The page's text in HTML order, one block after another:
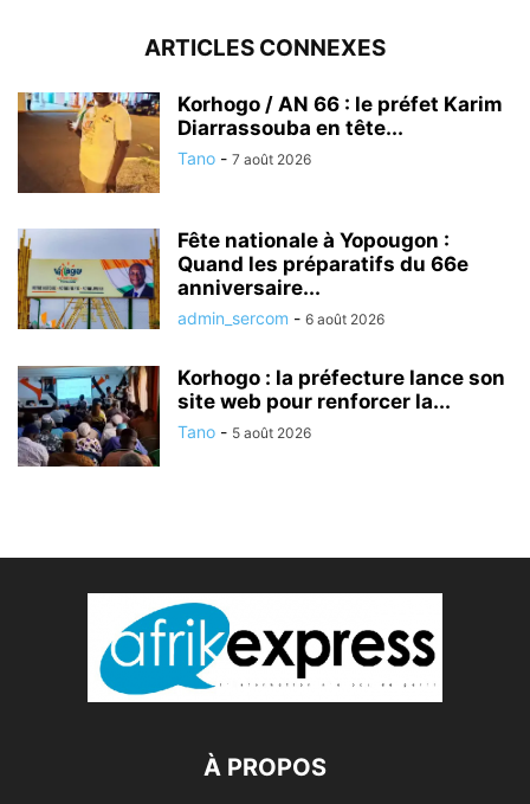
ARTICLES CONNEXES
Korhogo / AN 66 : le préfet Karim
Diarrassouba en tête...
Tano - 7 août 2026
Fête nationale à Yopougon :
Quand les préparatifs du 66e
anniversaire...
admin_sercom - 6 août 2026
Korhogo : la préfecture lance son
site web pour renforcer la...
Tano - 5 août 2026
À PROPOS